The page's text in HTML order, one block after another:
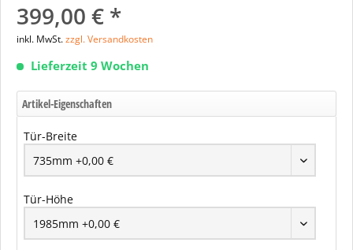
399,00 € *
inkl. MwSt.zzgl. Versandkosten
Lieferzeit 9 Wochen
Artikel-Eigenschaften
Tür-Breite
Tür-Höhe